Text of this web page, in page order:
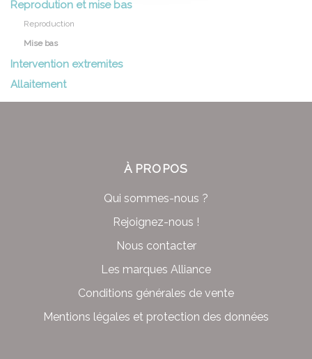
Reprodution et mise bas
Reproduction
Mise bas
Intervention extremites
Allaitement
À PROPOS
Qui sommes-nous ?
Rejoignez-nous !
Nous contacter
Les marques Alliance
Conditions générales de vente
Mentions légales et protection des données